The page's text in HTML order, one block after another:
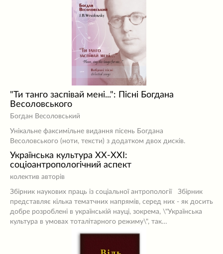
"Ти танго заспівай мені...": Пісні Богдана
Весоловського
Богдан Весоловський
Унікальне факсимільне видання пісень Богдана
Весоловського (ноти, тексти) з додатком двох дисків.
Українська культура ХХ-ХХІ:
соціоантропологічний аспект
колектив авторів
Збірник наукових праць із соціальної антропології Збірник
представляє кілька тематчних напрямів, серед них - як досить
добре розроблені в українській науці, зокрема, \"Українська
культура в умовах тоталітарного режиму\", так…